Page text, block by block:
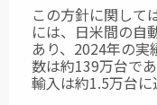
この方針に関して
には、日米間の自
あり、2024年の
数は約139万台で
輸入は約1.5万台に